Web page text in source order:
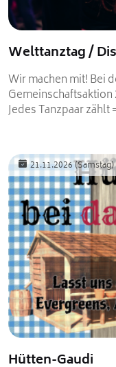
Welttanztag /
Wir machen mit! Bei
Gemeinschaftsaktion
Jedes Tanzpaar
21.11.2026(Samstag)
Hütten-Gaudi